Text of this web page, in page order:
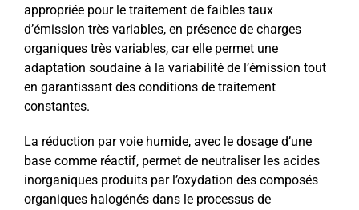
appropriée pour le traitement de faibles taux
d’émission très variables, en présence de charges
organiques très variables, car elle permet une
adaptation soudaine à la variabilité de l’émission tout
en garantissant des conditions de traitement
constantes.
La réduction par voie humide, avec le dosage d’une
base comme réactif, permet de neutraliser les acides
inorganiques produits par l’oxydation des composés
organiques halogénés dans le processus de